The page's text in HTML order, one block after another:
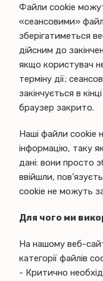
Файли cookie
«сеансовими»
зберігатиметься
дійсним до
якщо користувач
терміну дії;
закінчується в
браузер закрито.
Наші файли cookie
інформацію, таку
дані: вони просто
ввійшли,
cookie не можуть
Для чого ми
На нашому веб-
категорії файлів
- Критично